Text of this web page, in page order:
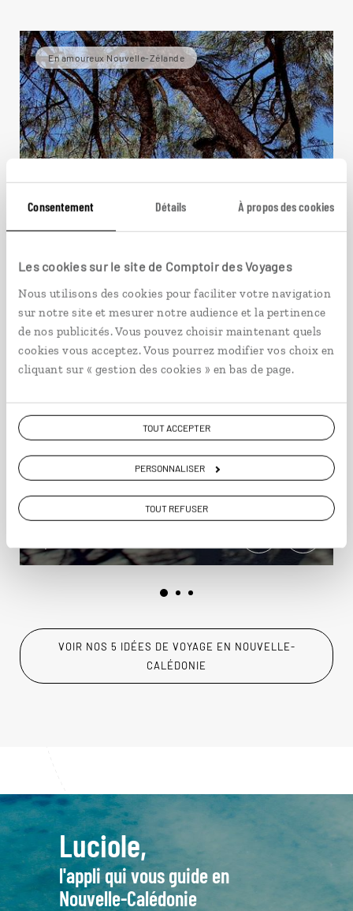
Consentement Détails À propos des cookies
Les cookies sur le site de Comptoir des Voyages
Nous utilisons des cookies pour faciliter votre navigation
sur notre site et mesurer notre audience et la pertinence
de nos publicités. Vous pouvez choisir maintenant quels
cookies vous acceptez. Vous pourrez modifier vos choix en
cliquant sur « gestion des cookies » en bas de page.
TOUT ACCEPTER
PERSONNALISER
TOUT REFUSER
En amoureux Nouvelle-Zélande
Les noces du Pacifique
Voyage de noces en Nouvelle-Zélande et sur un
23 jours / 19 nuits
VOIR NOS 5 IDÉES DE VOYAGE EN NOUVELLE-
CALÉDONIE
Luciole,
l'appli qui vous guide en
Nouvelle-Calédonie